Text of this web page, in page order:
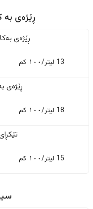
ڕێژەى به
ڕێژەى
13 لیتر/١٠٠ کم
ڕێژەى
18 لیتر/١٠٠ کم
15 لیتر/١٠٠ کم